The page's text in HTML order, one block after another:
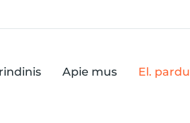
Apie mus El.